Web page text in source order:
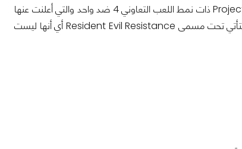
الشرير Nemesis والفيروس إلى مدينة Raccoon ، المثير في الأمر هو أن لعبة Project Resistance ذات نمط اللعب التعاوني 4 ضد واحد والتي أعلنت عنها
Capcom في السابق اتضحت أنها ستكون الطور الأونلاين الخاص بلعبة Resident Evil 3 وستأتي تحت مسمى Resident Evil Resistance أي أنها ليست